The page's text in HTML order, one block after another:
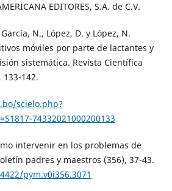
EDITORES, S.A. de C.V.
N., López, D. y López, N.
móviles por parte de lactantes y
sistemática. Revista Científica
133-142.
scielo.php?
74332021000200133
intervenir en los problemas de
padres y maestros (356), 37-43.
pym.v0i356.3071